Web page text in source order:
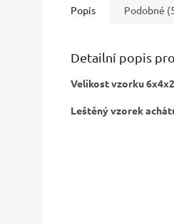
světa...
Popis Podobné
Detailní popis
Velikost vzorku
Leštěný vzorek